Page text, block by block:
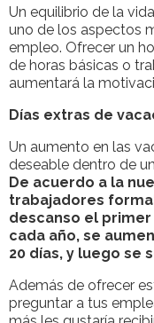
Un equilibrio de la
uno de los aspectos
empleo. Ofrecer un
de horas básicas o
aumentará la
Días extras de
Un aumento en las
deseable dentro de
De acuerdo a la
trabajadores
descanso el
cada año, se
20 días, y luego se
Además de ofrecer
preguntar a tus